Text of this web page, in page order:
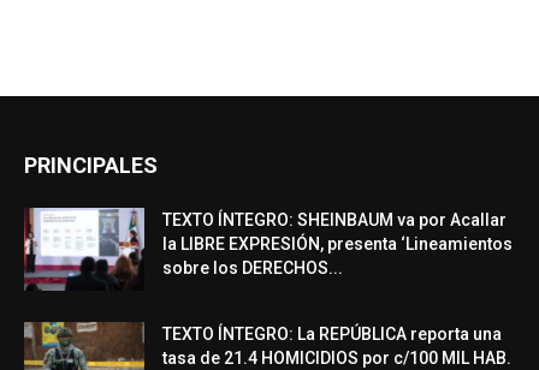
PRINCIPALES
TEXTO ÍNTEGRO: SHEINBAUM va por Acallar
la LIBRE EXPRESIÓN, presenta ‘Lineamientos
sobre los DERECHOS...
TEXTO ÍNTEGRO: La REPÚBLICA reporta una
tasa de 21.4 HOMICIDIOS por c/100 MIL HAB.